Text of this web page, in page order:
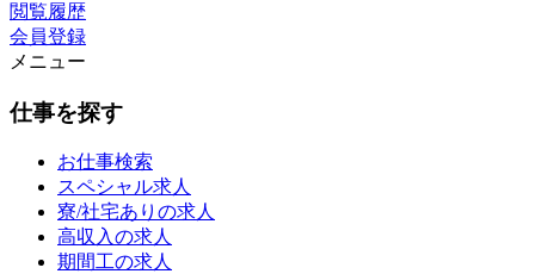
閲覧履歴
会員登録
メニュー
仕事を探す
お仕事検索
スペシャル求人
寮/社宅ありの求人
高収入の求人
期間工の求人